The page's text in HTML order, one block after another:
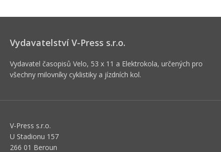
Vydavatelství V-Press s.r.o.
Vydavatel časopisů Velo, 53 x 11 a Elektrokola, určených pro
všechny milovníky cyklistiky a jízdních kol.
V-Press s.r.o.
U Stadionu 157
266 01 Beroun